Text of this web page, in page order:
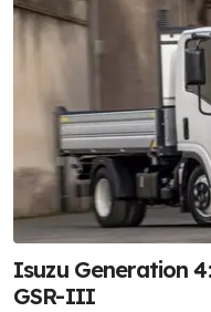
Isuzu Generation
GSR-III